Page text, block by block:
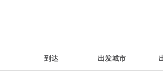
到达 出发城市